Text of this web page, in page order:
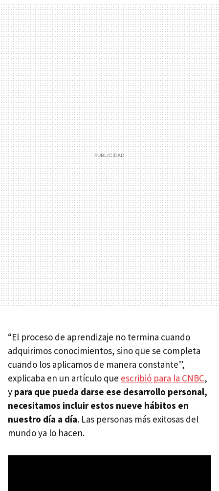
“El proceso de aprendizaje no termina cuando
adquirimos conocimientos, sino que se completa
cuando los aplicamos de manera constante”,
explicaba en un artículo que escribió para la CNBC,
y para que pueda darse ese desarrollo personal,
necesitamos incluir estos nueve hábitos en
nuestro día a día. Las personas más exitosas del
mundo ya lo hacen.